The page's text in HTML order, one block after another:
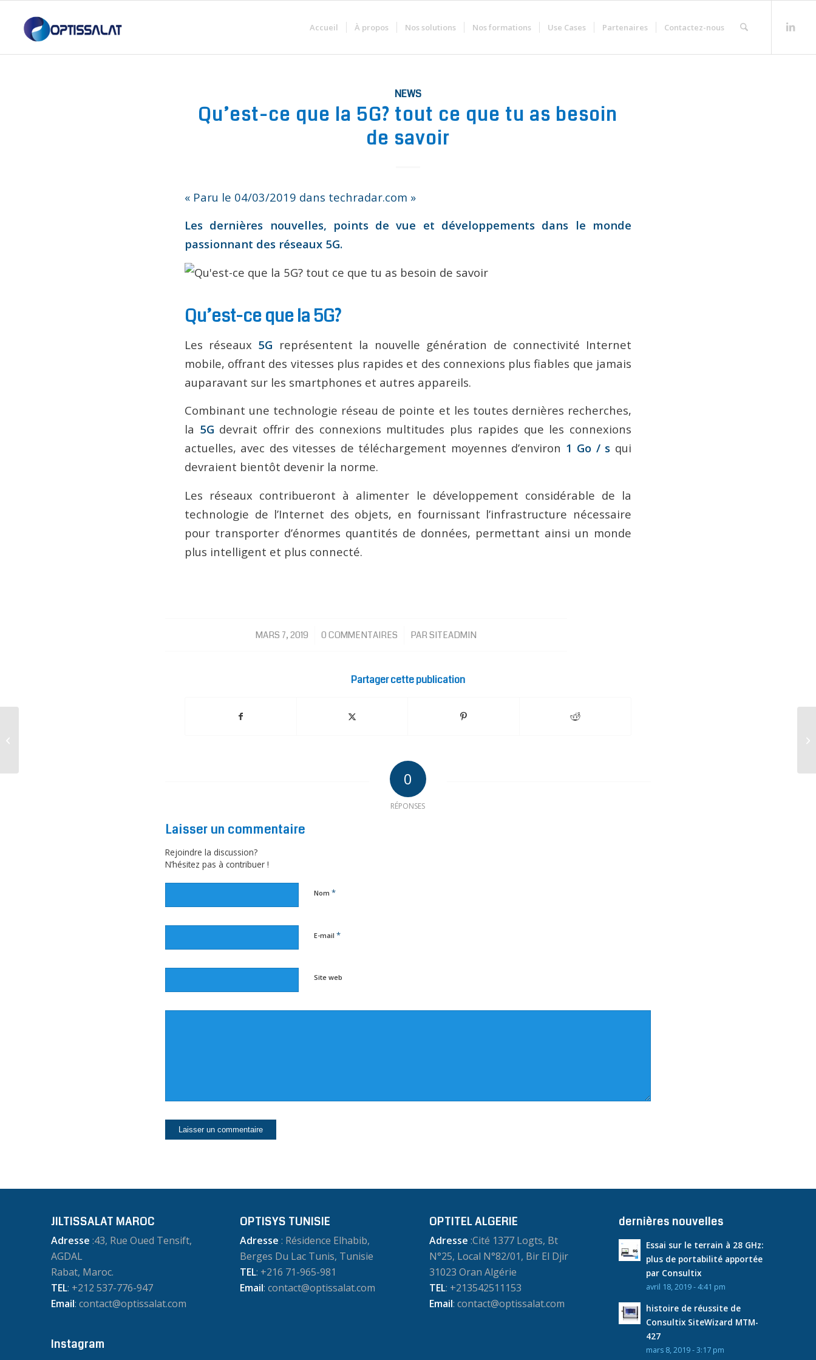
Accueil À propos Nos solutions Nos formations Use Cases Partenaires Contactez-nous
NEWS
Qu’est-ce que la 5G? tout ce que tu as besoin
de savoir
« Paru le 04/03/2019 dans techradar.com »
Les dernières nouvelles, points de vue et développements dans le monde
passionnant des réseaux 5G.
Qu’est-ce que la 5G?
Les réseaux 5G représentent la nouvelle génération de connectivité Internet
mobile, offrant des vitesses plus rapides et des connexions plus fiables que jamais
auparavant sur les smartphones et autres appareils.
Combinant une technologie réseau de pointe et les toutes dernières recherches,
la 5G devrait offrir des connexions multitudes plus rapides que les connexions
actuelles, avec des vitesses de téléchargement moyennes d’environ 1 Go / s qui
devraient bientôt devenir la norme.
Les réseaux contribueront à alimenter le développement considérable de la
technologie de l’Internet des objets, en fournissant l’infrastructure nécessaire
pour transporter d’énormes quantités de données, permettant ainsi un monde
plus intelligent et plus connecté.
MARS 7, 2019
/ 0 COMMENTAIRES
/ PARSITEADMIN
Partager cette publication
0
RÉPONSES
Laisser un commentaire
Rejoindre la discussion?
N’hésitez pas à contribuer !
Nom *
E-mail *
Site web
JILTISSALAT MAROC
Adresse :43, Rue Oued Tensift,
AGDAL
Rabat, Maroc.
TEL: +212 537-776-947
Email: contact@optissalat.com
Instagram
OPTISYS TUNISIE
Adresse : Résidence Elhabib,
Berges Du Lac Tunis, Tunisie
TEL: +216 71-965-981
Email: contact@optissalat.com
OPTITEL ALGERIE
Adresse :Cité 1377 Logts, Bt
N°25, Local N°82/01, Bir El Djir
31023 Oran Algérie
TEL: +213542511153
Email: contact@optissalat.com
dernières nouvelles
Essai sur le terrain à 28 GHz:
plus de portabilité apportée
par Consultix
avril 18, 2019 - 4:41 pm
histoire de réussite de
Consultix SiteWizard MTM-
427
mars 8, 2019 - 3:17 pm